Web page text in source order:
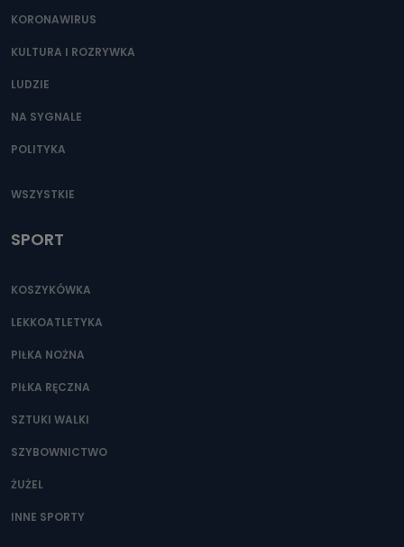
KORONAWIRUS
KULTURA I ROZRYWKA
LUDZIE
NA SYGNALE
POLITYKA
WSZYSTKIE
SPORT
KOSZYKÓWKA
LEKKOATLETYKA
PIŁKA NOŻNA
PIŁKA RĘCZNA
SZTUKI WALKI
SZYBOWNICTWO
ŻUŻEL
INNE SPORTY